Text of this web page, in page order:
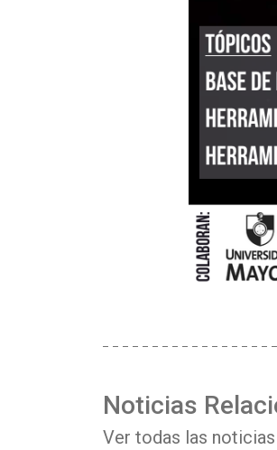
Noticias
Ver todas las noticias